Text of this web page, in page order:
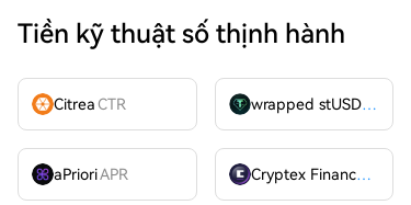
Tiền kỹ thuật số thịnh hành
CitreaCTR wrapped stUSDT
aPrioriAPR Cryptex FinanceCTX